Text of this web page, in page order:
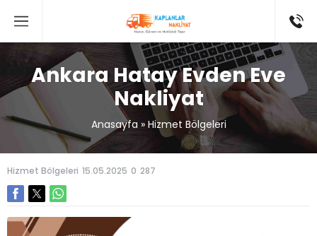
Ankara Hatay Evden Eve
Nakliyat
Anasayfa» Hizmet Bölgeleri
Hizmet Bölgeleri 15.05.2025 0 287